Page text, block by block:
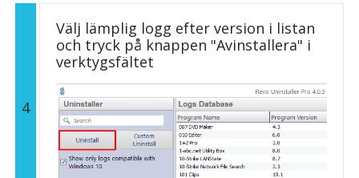
4
Välj lämplig logg efter version i listan
och tryck på knappen "Avinstallera" i
verktygsfältet